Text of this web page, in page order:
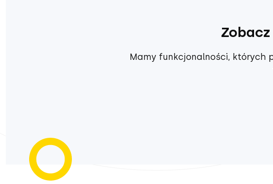
Mamy funkcjonalności, których